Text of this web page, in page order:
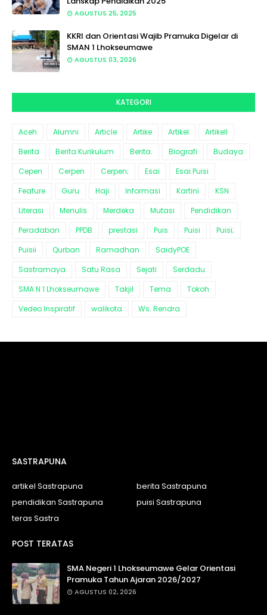
AGUSTUS 25, 2025
KKRI dan Orientasi Wajib Pramuka Digelar di
SMAN 1 Lhokseumawe
AGUSTUS 03, 2026
KATEGORI
Aceh Alumni Article Artike Artikel
Artikell
Berita
Berita Kurikulum Berita. Biografi
Budaya
Cepen
Cerpen Cerpen; Esai
Esai.Puisi
Feature
Guru Haji Informasi Kartini
KSN
Literasi
Menulis Merdeka Mutasi
Pendidikan
Peradaban
PPDB prestasi Puis Puisi
Puisi;
Puisii
Qurban Ramadhan
SaidyPOE
Sastramaya
Satu Rasa Sejati
Serdadu
SMA N 1 Lhokseumawe
Takjil Tema
Tokoh
Vedeo Inspiratif
walikota Ws. Rendra
SASTRAPUNA
artikel Sastrapuna
berita Sastrapuna
pendidikan Sastrapuna
puisi Sastrapuna
teras Sastra
POST TERATAS
SMA Negeri 1 Lhokseumawe Gelar Orientasi
Pramuka Tahun Ajaran 2026/2027
AGUSTUS 02, 2026